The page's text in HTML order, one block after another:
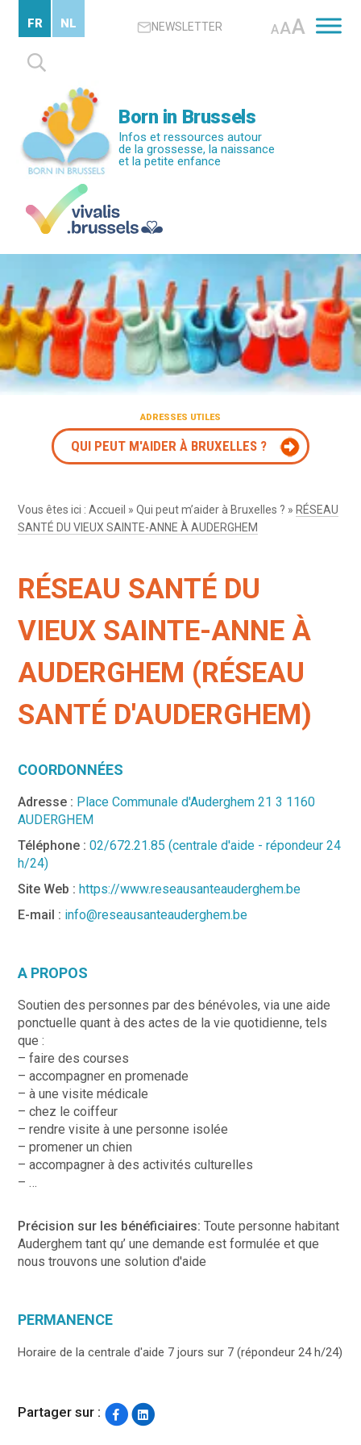
contenu
principal
NEWSLETTER AAA
Rechercher :
FR NL
Born in Brussels
Infos et ressources autour
de la grossesse, la naissance
et la petite enfance
ADRESSES UTILES
QUI PEUT M'AIDER À BRUXELLES ?
Vous êtes ici :Accueil »Qui peut m’aider à Bruxelles ? » RÉSEAU
SANTÉ DU VIEUX SAINTE-ANNE À AUDERGHEM
RÉSEAU SANTÉ DU
VIEUX SAINTE-ANNE À
AUDERGHEM (RÉSEAU
SANTÉ D'AUDERGHEM)
COORDONNÉES
Adresse : Place Communale d'Auderghem 21 3 1160
AUDERGHEM
Téléphone :02/672.21.85 (centrale d'aide - répondeur 24
h/24)
Site Web : https://www.reseausanteauderghem.be
E-mail : info@reseausanteauderghem.be
A PROPOS
Soutien des personnes par des bénévoles, via une aide
ponctuelle quant à des actes de la vie quotidienne, tels
que :
– faire des courses
– accompagner en promenade
– à une visite médicale
– chez le coiffeur
– rendre visite à une personne isolée
– promener un chien
– accompagner à des activités culturelles
– …
Précision sur les bénéficiaires:Toute personne habitant
Auderghem tant qu’ une demande est formulée et que
nous trouvons une solution d'aide
PERMANENCE
Horaire de la centrale d'aide 7 jours sur 7 (répondeur 24 h/24)
Partager sur :